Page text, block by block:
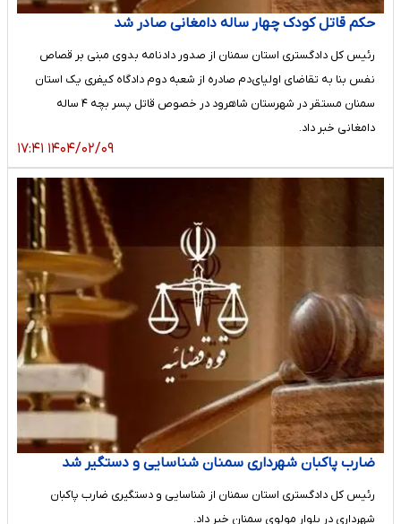
حکم قاتل کودک چهار ساله دامغانی صادر شد
رئیس کل دادگستری استان سمنان از صدور دادنامه بدوی مبنی بر قصاص
نفس بنا به تقاضای اولیای‌دم صادره از شعبه دوم دادگاه کیفری یک استان
سمنان مستقر در شهرستان شاهرود در خصوص قاتل پسر بچه ۴ ساله
دامغانی خبر داد.
۱۴۰۴/۰۲/۰۹ ۱۷:۴۱
ضارب پاکبان شهرداری سمنان شناسایی و دستگیر شد
رئیس کل دادگستری استان سمنان از شناسایی و دستگیری ضارب پاکبان
شهرداری در بلوار مولوی سمنان خبر داد.